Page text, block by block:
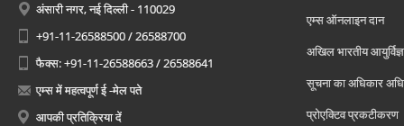
अंसारी नगर, नई दिल्ली - 110029
+91-11-26588500 / 26588700
फैक्स: +91-11-26588663 / 26588641
एम्स में महत्वपूर्ण ई -मेल पते
आपकी प्रतिक्रिया दें
एम्स ऑनलाइन दान
अखिल भारतीय
सूचना का अधिकार
प्रोएक्टिव प्रकटीकरण